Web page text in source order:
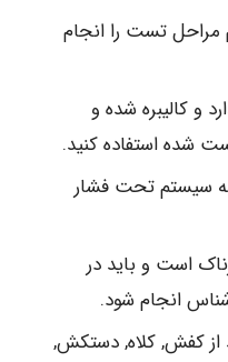
مراحل تست را انجام
و کالیبره شده و
شده استفاده کنید.
سیستم تحت فشار
است و باید در
انجام شود.
از کفش, کلاه, دستکش,